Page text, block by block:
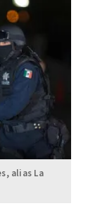
alias La